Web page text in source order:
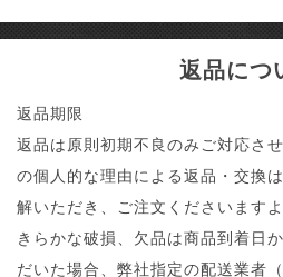
返品につ
返品期限
返品は原則初期不良のみご対応さ
の個人的な理由による返品・交換
解いただき、ご注文くださいます
きらかな破損、欠品は商品到着日
だいた場合、弊社指定の配送業者